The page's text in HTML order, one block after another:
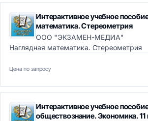
Интерактивное учебное
математика. Стереометрия
ООО "ЭКЗАМЕН-МЕДИА"
Наглядная математика. Стереометрия
Цена по запросу
Интерактивное учебное
обществознание. Экономика. 11